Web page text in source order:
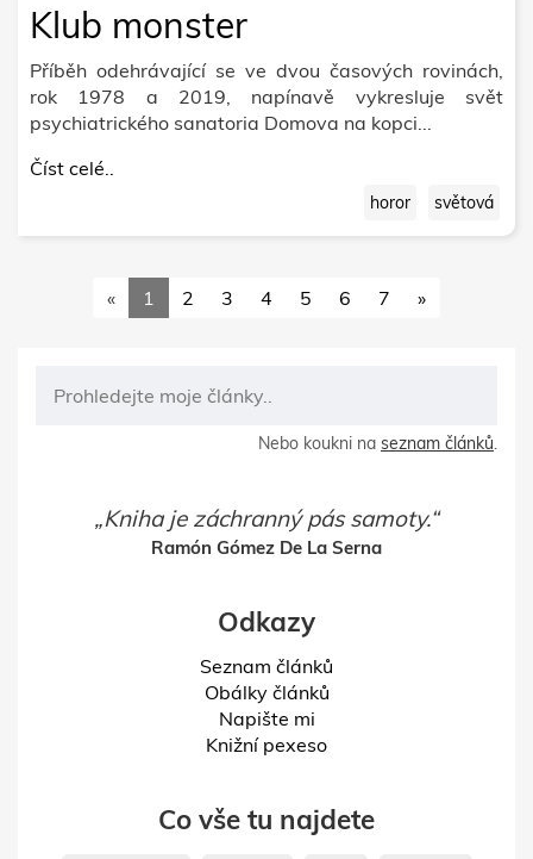
Klub monster
Příběh odehrávající se ve dvou časových rovinách,
rok 1978 a 2019, napínavě vykresluje svět
psychiatrického sanatoria Domova na kopci...
Číst celé..
horor světová
« 1 2 3 4 5 6 7 »
Nebo koukni na seznam článků
Kniha je záchranný pás samoty.
Ramón Gómez De La Serna
Odkazy
Seznam článků
Obálky článků
Napište mi
Knižní pexeso
Co vše tu najdete